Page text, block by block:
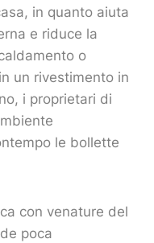
in quanto aiuta
e riduce la
o
un rivestimento in
i proprietari di
le bollette
con venature del
poca